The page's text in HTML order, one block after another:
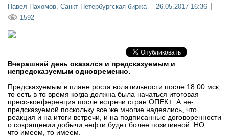
Статьи
Мероприятия
Новости
Павел Пахомов, Санкт-Петербургская биржа
26.05.2017 16:36
1592
Вчерашний день оказался и предсказуемым и
непредсказуемым одновременно.
Предсказуемым в плане роста волатильности после 18:00 мск,
то есть в то время когда должна была начаться итоговая
пресс-конференция после встречи стран ОПЕК+. А не-
предсказуемой поскольку все же многие надеялись, что
реакция и на итоги встречи, и на подписанные договоренности
о сокращении добычи нефти будет более позитивной. НО…
что имеем, то имеем.